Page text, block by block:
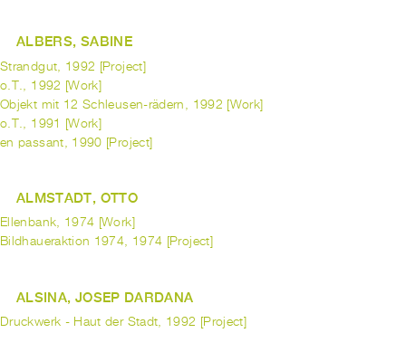
ALBERS, SABINE
Strandgut, 1992 [Project]
o.T., 1992 [Work]
Objekt mit 12 Schleusen-rädern, 1992 [Work]
o.T., 1991 [Work]
en passant, 1990 [Project]
ALMSTADT, OTTO
Ellenbank, 1974 [Work]
Bildhaueraktion 1974, 1974 [Project]
ALSINA, JOSEP DARDANA
Druckwerk - Haut der Stadt, 1992 [Project]